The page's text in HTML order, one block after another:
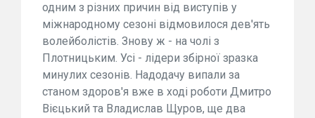
одним з різних причин від виступів у
міжнародному сезоні відмовилося дев'ять
волейболістів. Знову ж - на чолі з
Плотницьким. Усі - лідери збірної зразка
минулих сезонів. Надодачу випали за
станом здоров'я вже в ході роботи Дмитро
Вієцький та Владислав Щуров, ще два